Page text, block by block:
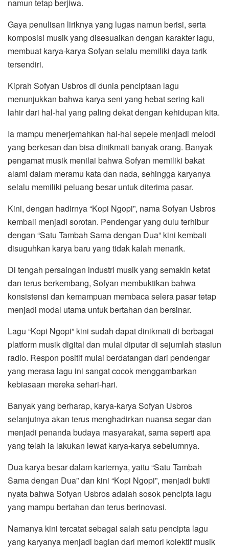
namun tetap berjiwa.
Gaya penulisan liriknya yang lugas namun berisi, serta
komposisi musik yang disesuaikan dengan karakter lagu,
membuat karya-karya Sofyan selalu memiliki daya tarik
tersendiri.
Kiprah Sofyan Usbros di dunia penciptaan lagu
menunjukkan bahwa karya seni yang hebat sering kali
lahir dari hal-hal yang paling dekat dengan kehidupan kita.
Ia mampu menerjemahkan hal-hal sepele menjadi melodi
yang berkesan dan bisa dinikmati banyak orang. Banyak
pengamat musik menilai bahwa Sofyan memiliki bakat
alami dalam meramu kata dan nada, sehingga karyanya
selalu memiliki peluang besar untuk diterima pasar.
Kini, dengan hadirnya “Kopi Ngopi”, nama Sofyan Usbros
kembali menjadi sorotan. Pendengar yang dulu terhibur
dengan “Satu Tambah Sama dengan Dua” kini kembali
disuguhkan karya baru yang tidak kalah menarik.
Di tengah persaingan industri musik yang semakin ketat
dan terus berkembang, Sofyan membuktikan bahwa
konsistensi dan kemampuan membaca selera pasar tetap
menjadi modal utama untuk bertahan dan bersinar.
Lagu “Kopi Ngopi” kini sudah dapat dinikmati di berbagai
platform musik digital dan mulai diputar di sejumlah stasiun
radio. Respon positif mulai berdatangan dari pendengar
yang merasa lagu ini sangat cocok menggambarkan
kebiasaan mereka sehari-hari.
Banyak yang berharap, karya-karya Sofyan Usbros
selanjutnya akan terus menghadirkan nuansa segar dan
menjadi penanda budaya masyarakat, sama seperti apa
yang telah ia lakukan lewat karya-karya sebelumnya.
Dua karya besar dalam kariernya, yaitu “Satu Tambah
Sama dengan Dua” dan kini “Kopi Ngopi”, menjadi bukti
nyata bahwa Sofyan Usbros adalah sosok pencipta lagu
yang mampu bertahan dan terus berinovasi.
Namanya kini tercatat sebagai salah satu pencipta lagu
yang karyanya menjadi bagian dari memori kolektif musik